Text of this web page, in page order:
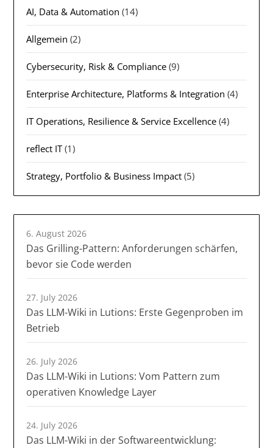
AI, Data & Automation (14)
Allgemein (2)
Cybersecurity, Risk & Compliance (9)
Enterprise Architecture, Platforms & Integration (4)
IT Operations, Resilience & Service Excellence (4)
reflect IT(1)
Strategy, Portfolio & Business Impact (5)
6. August 2026
Das Grilling-Pattern: Anforderungen schärfen,
bevor sie Code werden
27. July 2026
Das LLM-Wiki in Lutions: Erste Gegenproben im
Betrieb
26. July 2026
Das LLM-Wiki in Lutions: Vom Pattern zum
operativen Knowledge Layer
24. July 2026
Das LLM-Wiki in der Softwareentwicklung: